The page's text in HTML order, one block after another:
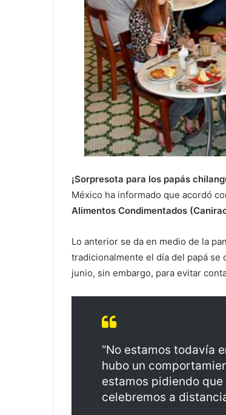
¡Sorpresota para los papás
México ha informado que acordó
Alimentos Condimentados
Lo anterior se da en medio de la
tradicionalmente el día del papá se
junio, sin embargo, para evitar
“No estamos todavía
hubo un
estamos pidiendo
celebremos a